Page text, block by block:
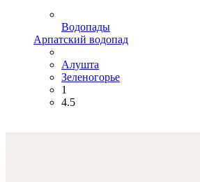
Водопады
Арпатский водопад
Алушта
Зеленогорье
1
4.5